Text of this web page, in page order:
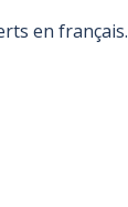
en français.